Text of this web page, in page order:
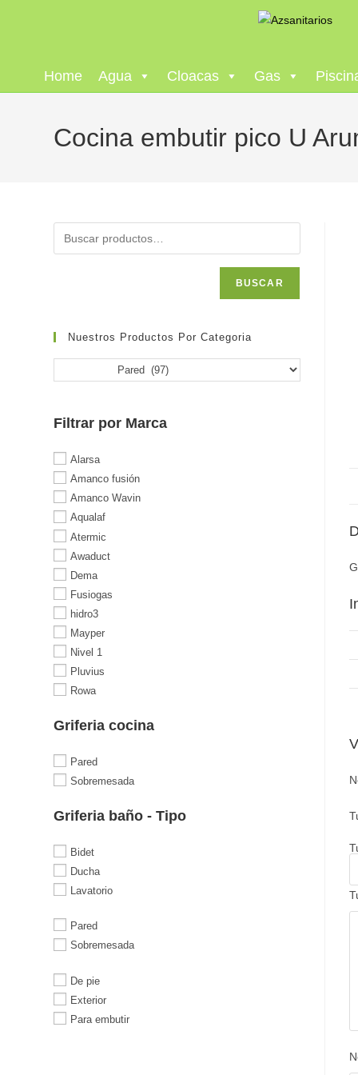
Home Agua Cloacas Gas
Cocina embutir pico U
BUSCAR
Nuestros Productos Por Categoria
Filtrar por Marca
Alarsa
Amanco fusión
Amanco Wavin
Aqualaf
Atermic
Awaduct
Dema
Fusiogas
hidro3
Mayper
Nivel 1
Pluvius
Rowa
Griferia cocina
Pared
Sobremesada
Griferia baño - Tipo
Bidet
Ducha
Lavatorio
Pared
Sobremesada
De pie
Exterior
Para embutir